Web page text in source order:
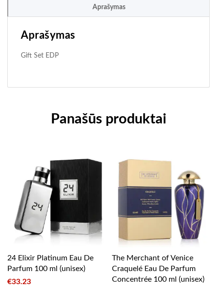
Aprašymas
Aprašymas
Gift Set EDP
Panašūs produktai
24 Elixir Platinum Eau De
Parfum 100 ml (unisex)
€33.23
The Merchant of Venice
Craquelé Eau De Parfum
Concentrée 100 ml (unisex)